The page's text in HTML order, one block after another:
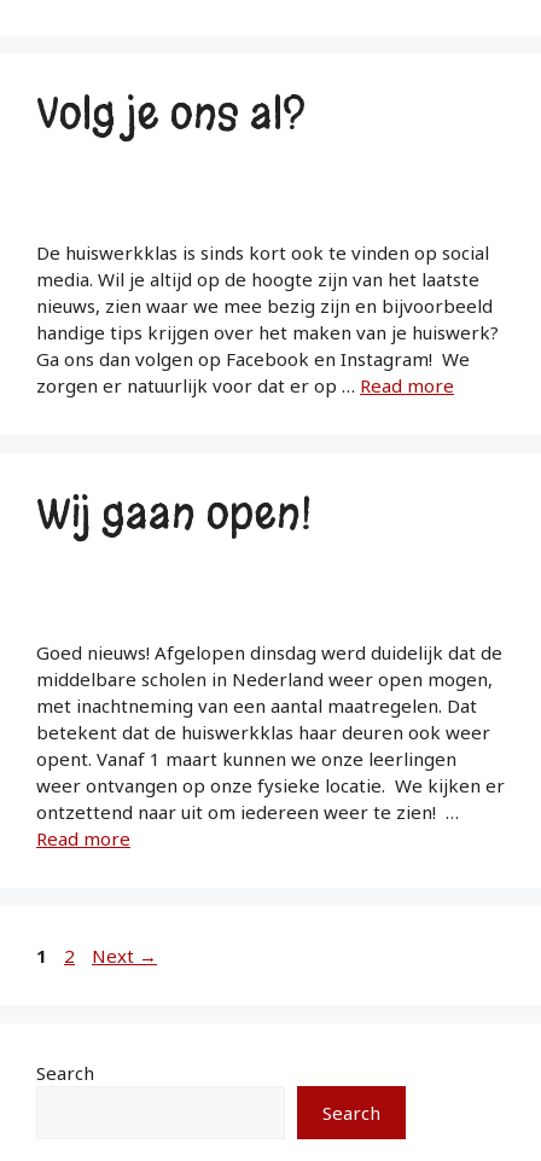
Volg je ons al?
De huiswerkklas is sinds kort ook te vinden op social
media. Wil je altijd op de hoogte zijn van het laatste
nieuws, zien waar we mee bezig zijn en bijvoorbeeld
handige tips krijgen over het maken van je huiswerk?
Ga ons dan volgen op Facebook en Instagram! We
zorgen er natuurlijk voor dat er op … Read more
Wij gaan open!
Goed nieuws! Afgelopen dinsdag werd duidelijk dat de
middelbare scholen in Nederland weer open mogen,
met inachtneming van een aantal maatregelen. Dat
betekent dat de huiswerkklas haar deuren ook weer
opent. Vanaf 1 maart kunnen we onze leerlingen
weer ontvangen op onze fysieke locatie. We kijken er
ontzettend naar uit om iedereen weer te zien! …
Read more
1 2 Next →
Search
Search